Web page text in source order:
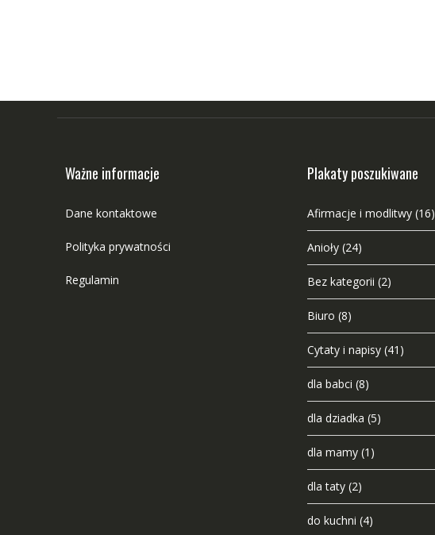
Ważne informacje
Dane kontaktowe
Polityka prywatności
Regulamin
Plakaty poszukiwane
Afirmacje i modlitwy (16)
Anioły (24)
Bez kategorii (2)
Biuro (8)
Cytaty i napisy (41)
dla babci (8)
dla dziadka (5)
dla mamy (1)
dla taty (2)
do kuchni (4)